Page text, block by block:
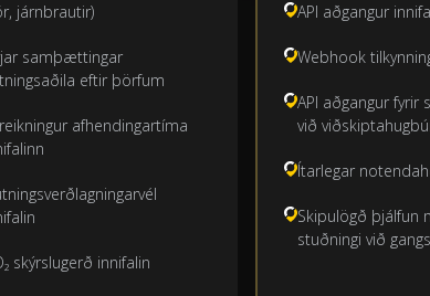
járnbrautir)
samþættingar
eftir þörfum
afhendingartíma
skýrslugerð innifalin
API aðgangur
Webhook
API aðgangur
við
Ítarlegar
Skipulögð þjálfun
stuðningi við